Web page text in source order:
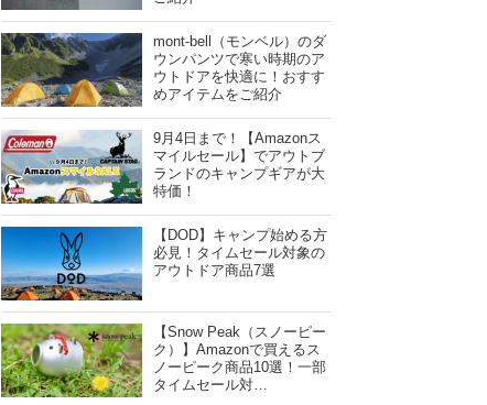
mont-bell（モンベル）のダ
ウンパンツで寒い時期のア
ウトドアを快適に！おすす
めアイテムをご紹介
9月4日まで！【Amazonス
マイルセール】でアウトブ
ランドのキャンプギアが大
特価！
【DOD】キャンプ始める方
必見！タイムセール対象の
アウトドア商品7選
【Snow Peak（スノーピー
ク）】Amazonで買えるス
ノーピーク商品10選！一部
タイムセール対…